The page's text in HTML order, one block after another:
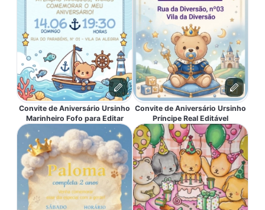
Convite de Aniversário Ursinho
Marinheiro Fofo para Editar
Convite de Aniversário Ursinho
Príncipe Real Editável